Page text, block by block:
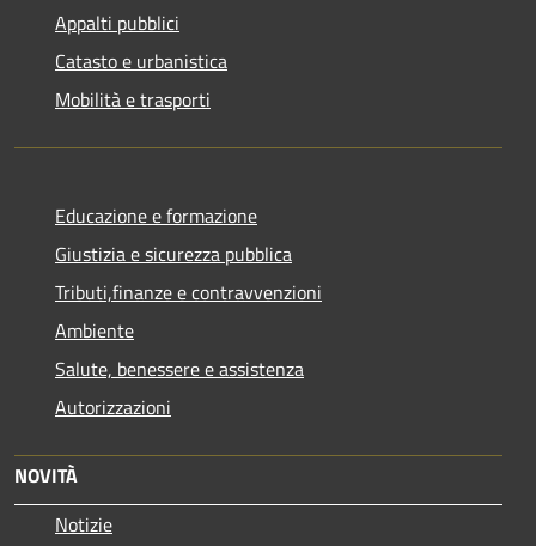
Appalti pubblici
Catasto e urbanistica
Mobilità e trasporti
Educazione e formazione
Giustizia e sicurezza pubblica
Tributi,finanze e contravvenzioni
Ambiente
Salute, benessere e assistenza
Autorizzazioni
NOVITÀ
Notizie